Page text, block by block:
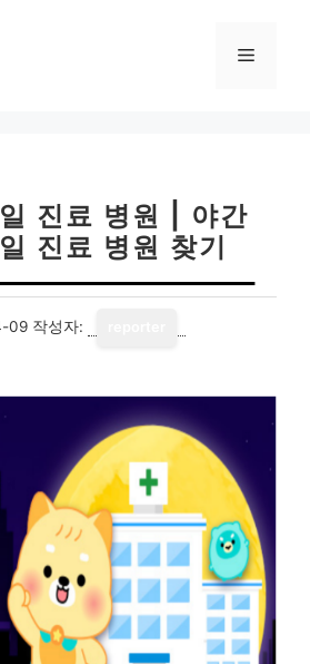
메
진료 병원 | 야간
진료 병원 찾기
09 작성자: